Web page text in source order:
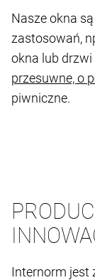
Nasze okna
zastosowań,
okna lub drzwi
przesuwne, o
piwniczne.
Internorm jest